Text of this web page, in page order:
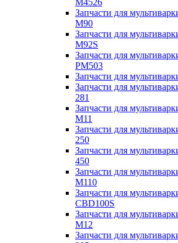
M4526
Запчасти для
M90
Запчасти для
M92S
Запчасти для
PM503
Запчасти для
Запчасти для
281
Запчасти для
M11
Запчасти для
250
Запчасти для
450
Запчасти для
M110
Запчасти для
CBD100S
Запчасти для
M12
Запчасти для